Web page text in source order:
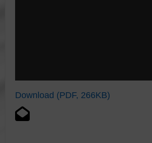
Download (PDF, 266KB)